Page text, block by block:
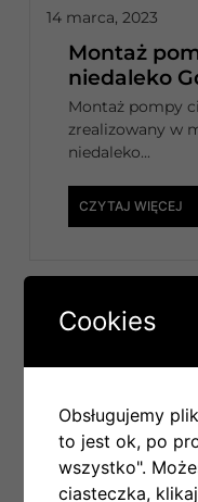
Montaż
niedaleko
Montaż pompy
zrealizowany w
niedaleko...
CZYTAJ WIĘCEJ
14 marca, 2023
Cookies
Obsługujemy
to jest ok, po
wszystko".
ciasteczka,